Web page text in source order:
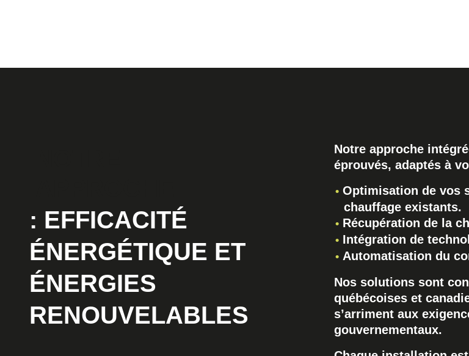
: EFFICACITÉ
ÉNERGÉTIQUE ET
ÉNERGIES
RENOUVELABLES
Notre approche
éprouvés, adaptés à
Optimisation de vos
chauffage existants.
Récupération de la
Intégration de
Automatisation du
Nos solutions sont
québécoises et
s’arriment aux
gouvernementaux.